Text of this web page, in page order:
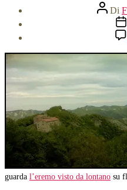
Autore
articolo
Di
guarda l’eremo visto da lontano su